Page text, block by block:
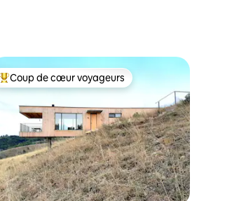
Coups de cœur voyageurs les plus appréciés
Coup de cœur voyageurs